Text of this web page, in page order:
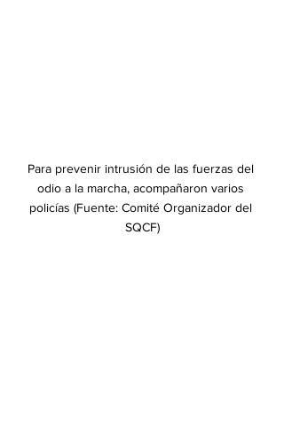
﻿Para prevenir intrusión de las fuerzas del
odio a la marcha, acompañaron varios
policías (Fuente: Comité Organizador del
SQCF)